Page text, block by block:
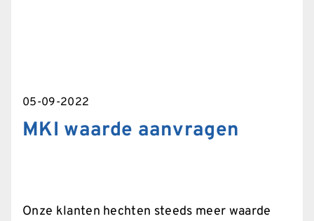
05-09-2022
MKI waarde aanvragen
Onze klanten hechten steeds meer waarde